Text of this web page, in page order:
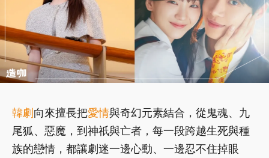
韓劇 向來擅長把愛情與奇幻元素結合，從鬼魂、九
尾狐、惡魔，到神祇與亡者，每一段跨越生死與種
族的戀情，都讓劇迷一邊心動、一邊忍不住掉眼